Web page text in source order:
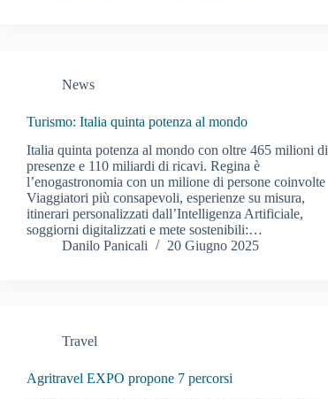
News
Turismo: Italia quinta potenza al mondo
Italia quinta potenza al mondo con oltre 465 milioni di
presenze e 110 miliardi di ricavi. Regina è
l’enogastronomia con un milione di persone coinvolte
Viaggiatori più consapevoli, esperienze su misura,
itinerari personalizzati dall’Intelligenza Artificiale,
soggiorni digitalizzati e mete sostenibili:…
Danilo Panicali
20 Giugno 2025
Travel
Agritravel EXPO propone 7 percorsi